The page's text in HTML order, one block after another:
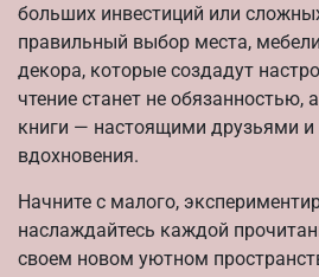
больших инвестиций или
правильный выбор места,
декора, которые создадут
чтение станет не обязанностью,
книги — настоящими друзьями и
вдохновения.
Начните с малого,
наслаждайтесь каждой
своем новом уютном